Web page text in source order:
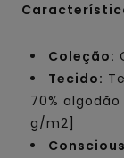
Coleção:
Tecido:
70%
g/m2]